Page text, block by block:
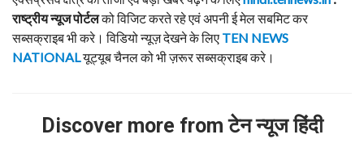
राष्ट्रीय न्यूज पोर्टलको विजिट करते रहे एवं अपनी ई मेल सबमिट कर
सब्सक्राइब भी करे। विडियो न्यूज़ देखने के लिए TEN NEWS
NATIONALयूट्यूब चैनल को भी ज़रूर सब्सक्राइब करे।
Discover more from टेन न्यूज हिंदी